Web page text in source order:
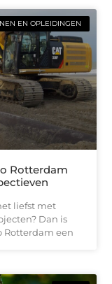
EN OPLEIDINGEN
Rotterdam
liefst met
Dan is
Rotterdam een